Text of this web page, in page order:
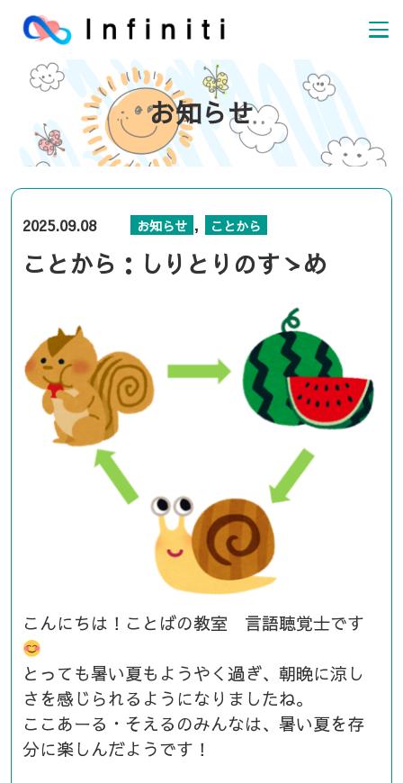
お知らせ
2025.09.08 お知らせ , ことから
ことから：しりとりのすゝめ
こんにちは！ことばの教室 言語聴覚士です
とっても暑い夏もようやく過ぎ、朝晩に涼し
さを感じられるようになりましたね。
ここあーる・そえるのみんなは、暑い夏を存
分に楽しんだようです！